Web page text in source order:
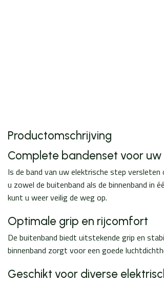
Productomschrijving
Complete bandenset voor
Is de band van uw elektrische step
u zowel de buitenband als de binnenband in
kunt u weer veilig de weg op.
Optimale grip en rijcomfort
De buitenband biedt uitstekende grip en
binnenband zorgt voor een goede
Geschikt voor diverse